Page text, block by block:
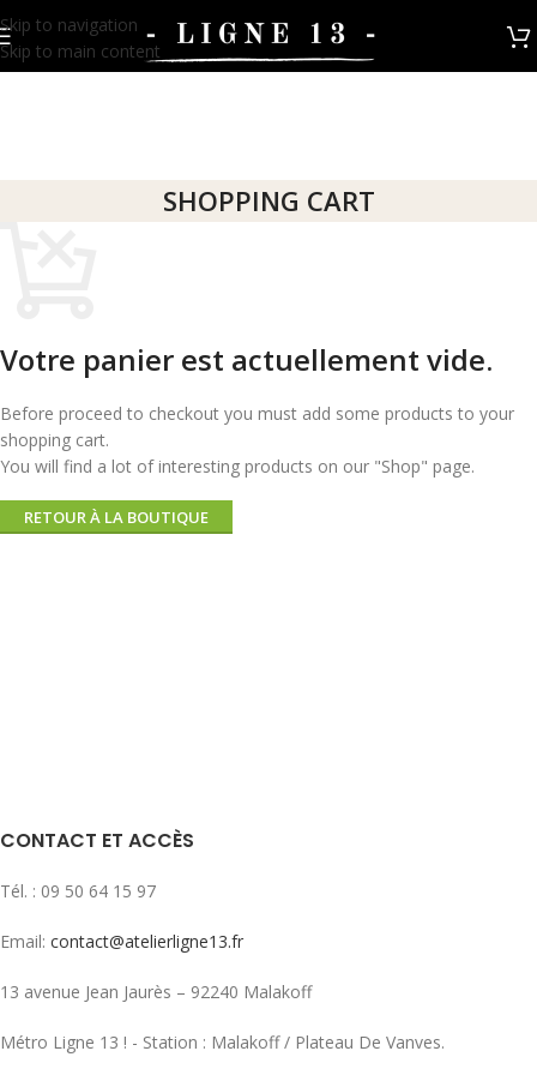
Skip to navigation
Skip to main content
SHOPPING CART
Votre panier est actuellement vide.
Before proceed to checkout you must add some products to your
shopping cart.
You will find a lot of interesting products on our "Shop" page.
RETOUR À LA BOUTIQUE
CONTACT ET ACCÈS
Tél. : 09 50 64 15 97
Email: contact@atelierligne13.fr
13 avenue Jean Jaurès – 92240 Malakoff
Métro Ligne 13 ! - Station : Malakoff / Plateau De Vanves.